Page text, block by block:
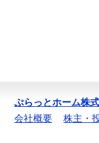
ぷらっとホーム株
会社概要
株主・